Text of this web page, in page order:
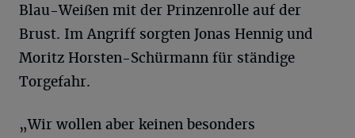
Blau-Weißen mit der Prinzenrolle auf der
Brust. Im Angriff sorgten Jonas Hennig und
Moritz Horsten-Schürmann für ständige
Torgefahr.
„Wir wollen aber keinen besonders